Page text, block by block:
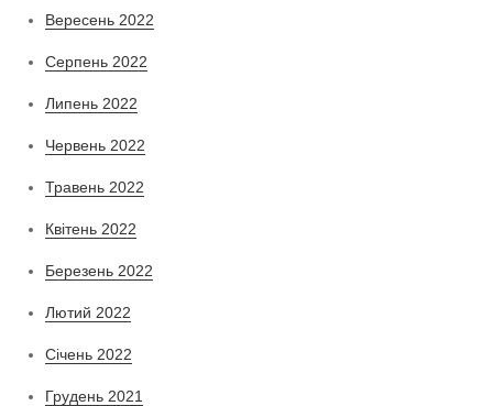
Вересень 2022
Серпень 2022
Липень 2022
Червень 2022
Травень 2022
Квітень 2022
Березень 2022
Лютий 2022
Січень 2022
Грудень 2021